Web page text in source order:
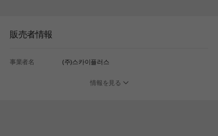
販売者情報
事業者名 (주)스카이플러스
情報を見る